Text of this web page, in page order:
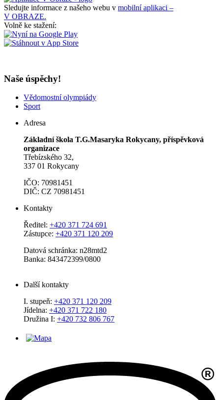
Sledujte informace z našeho webu v mobilní aplikaci –
V OBRAZE.
Volně ke stažení:
Naše úspěchy!
Vědomostní olympiády
Sport
Adresa
Základní škola T.G.Masaryka Rokycany, příspěvková
organizace
Třebízského 32,
337 01 Rokycany
IČO: 70981451
DIČ: CZ 70981451
Kontakty
Ředitel: +420 371 724 691
Zástupce: +420 371 120 209
Datová schránka: n28mtd2
Banka: 843472399/0800
Další kontakty
I. stupeň: +420 371 120 209
Jídelna: +420 371 722 180
Družina I: +420 732 806 767